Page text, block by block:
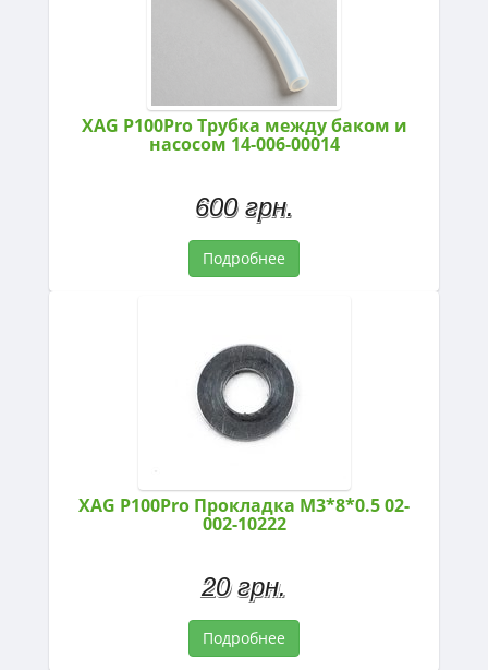
XAG P100Pro Трубка между баком и
насосом 14-006-00014
600 грн.
Подробнее
XAG P100Pro Прокладка M3*8*0.5 02-
002-10222
20 грн.
Подробнее